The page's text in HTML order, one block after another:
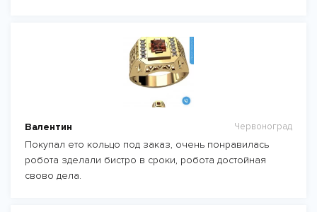
Валентин Червоноград
Покупал ето кольцо под заказ, очень понравилась
робота зделали бистро в сроки, робота достойная
свово дела.